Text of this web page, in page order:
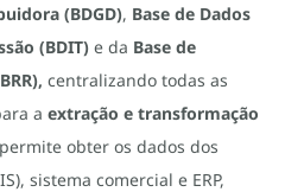
(BDGD), Base de Dados
(BDIT) e da Base de
centralizando todas as
a extração e transformação
obter os dados dos
sistema comercial e ERP,